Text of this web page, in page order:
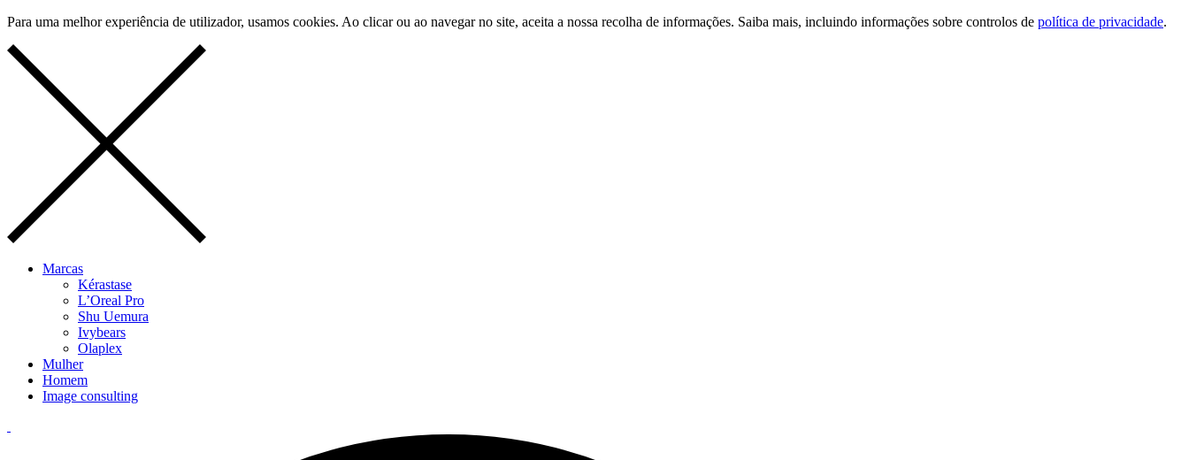
Para uma melhor experiência de utilizador, usamos cookies. Ao clicar ou ao navegar no site, aceita a nossa recolha de informações. Saiba mais, incluindo informações sobre controlos de política de privacidade.
Marcas
Kérastase
L’Oreal Pro
Shu Uemura
Ivybears
Olaplex
Mulher
Homem
Image consulting